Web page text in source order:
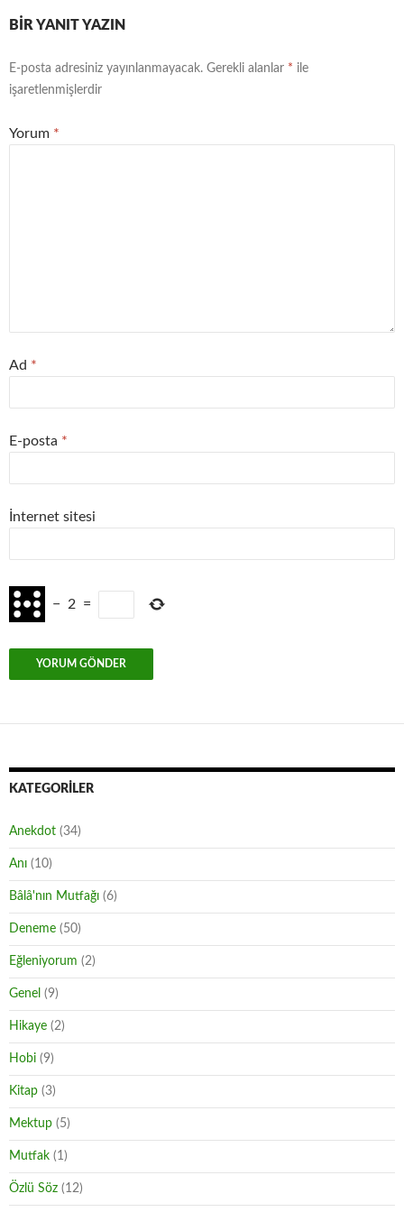
BIR YANIT YAZIN
E-posta adresiniz yayınlanmayacak. Gerekli alanlar * ile
işaretlenmişlerdir
Yorum *
Ad *
E-posta *
İnternet sitesi
− 2 =
KATEGORILER
Anekdot (34)
Anı (10)
Bâlâ'nın Mutfağı (6)
Deneme (50)
Eğleniyorum (2)
Genel (9)
Hikaye (2)
Hobi (9)
Kitap (3)
Mektup (5)
Mutfak (1)
Özlü Söz (12)